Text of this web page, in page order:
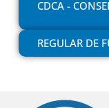
CDCA -
REGULAR DE